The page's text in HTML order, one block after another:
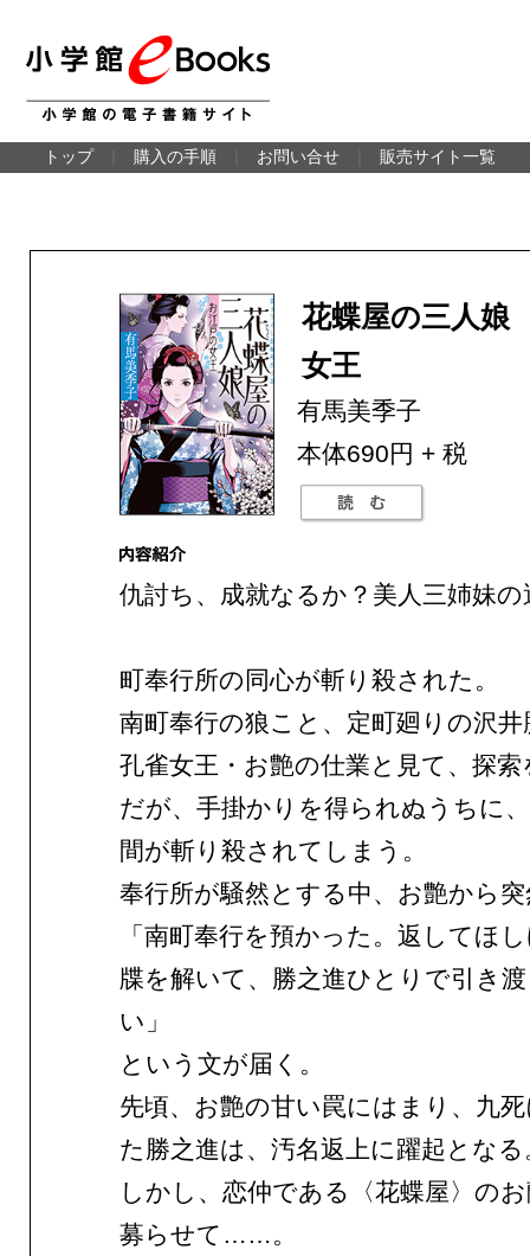
トップ 購入の手順 お問い合せ 販売サイト一覧
花蝶屋の三人
女王
有馬美季子
本体690円 + 税
仇討ち、成就なるか？美人三姉妹の
町奉行所の同心が斬り殺された。
南町奉行の狼こと、定町廻りの沢
孔雀女王・お艶の仕業と見て、探
だが、手掛かりを得られぬうちに
間が斬り殺されてしまう。
奉行所が騒然とする中、お艶から
「南町奉行を預かった。返してほ
牒を解いて、勝之進ひとりで引き
い」
という文が届く。
先頃、お艶の甘い罠にはまり、九
た勝之進は、汚名返上に躍起となる
しかし、恋仲である〈花蝶屋〉の
募らせて……。